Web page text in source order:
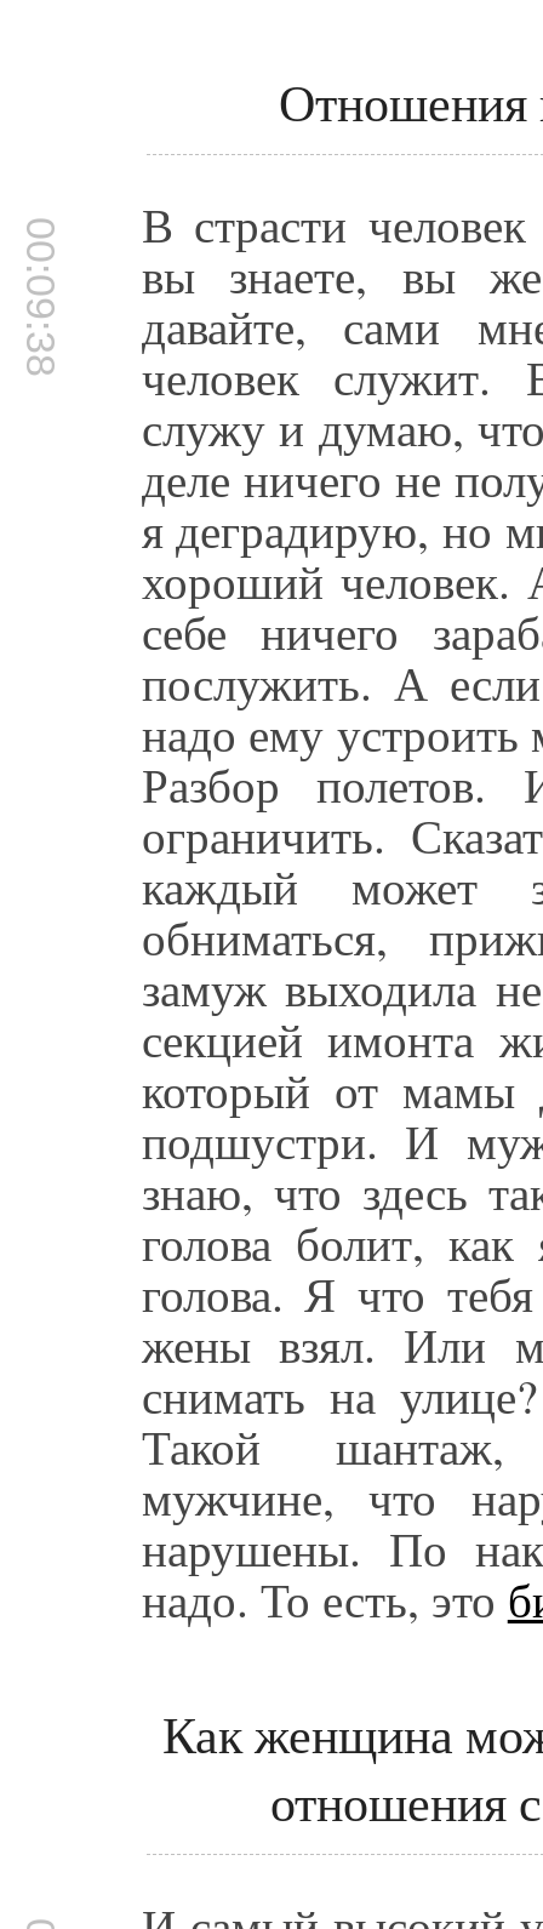
Отношения
00:09:38 В страсти
вы знаете, вы
давайте, сами
человек служит.
служу и думаю,
деле ничего не
я деградирую, но
хороший человек.
себе ничего
послужить. А
надо ему устроить
Разбор полетов.
ограничить.
каждый может
обниматься,
замуж выходила
секцией имонта
который от мамы
подшустри. И
знаю, что здесь
голова болит,
голова. Я что
жены взял. Или
снимать на
Такой шантаж,
мужчине, что
нарушены. По
надо. То есть, это
Как женщина
отношения